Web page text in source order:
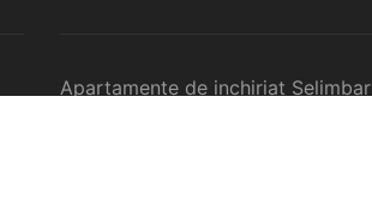
Apartamente de inchiriat Selimbar